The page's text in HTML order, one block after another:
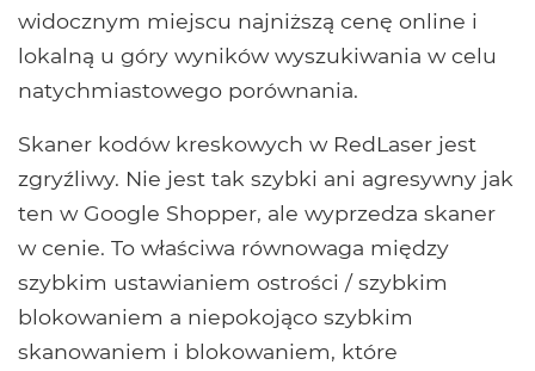
widocznym miejscu najniższą cenę online i
lokalną u góry wyników wyszukiwania w celu
natychmiastowego porównania.
Skaner kodów kreskowych w RedLaser jest
zgryźliwy. Nie jest tak szybki ani agresywny jak
ten w Google Shopper, ale wyprzedza skaner
w cenie. To właściwa równowaga między
szybkim ustawianiem ostrości / szybkim
blokowaniem a niepokojąco szybkim
skanowaniem i blokowaniem, które